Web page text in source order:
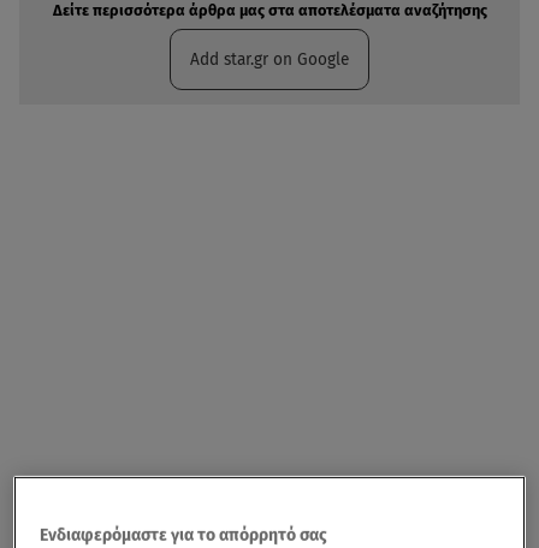
Δείτε περισσότερα άρθρα μας στα αποτελέσματα αναζήτησης
Add star.gr on Google
Ενδιαφερόμαστε για το απόρρητό σας